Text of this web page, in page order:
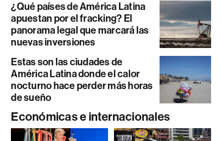
¿Qué países de América Latina
apuestan por el fracking? El
panorama legal que marcará las
nuevas inversiones
Estas son las ciudades de
América Latina donde el calor
nocturno hace perder más horas
de sueño
Económicas e internacionales